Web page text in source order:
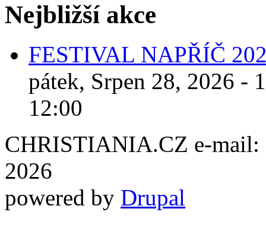
Nejbližší akce
FESTIVAL NAPŘÍČ
pátek, Srpen 28, 2026 -
12:00
CHRISTIANIA.CZ e-mail:
2026
powered by Drupal